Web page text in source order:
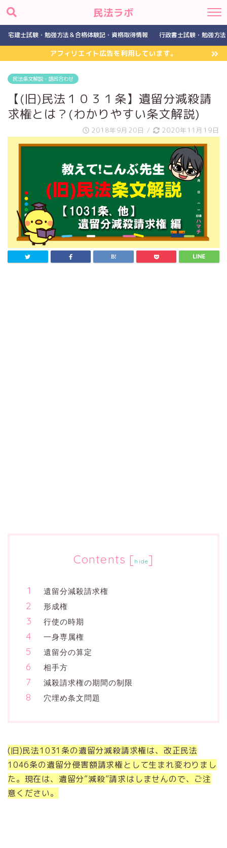
民法ラボ
宅建士試験・勉強方法＆合格体験記・資格取得情報 行政書士試験・勉強方
アフィリエイト広告を利用しています。
民法条文解説・語呂合わせ
【(旧)民法１０３１条】遺留分減殺請
求権とは？(わかりやすい条文解説)
2018年9月20日 / 2020年11月19日
Contents [ hide]
遺留分減殺請求権
形成権
行使の時期
一身専属権
遺留分の算定
相手方
減殺請求権の期間の制限
穴埋め条文問題
(旧)民法1031条の遺留分減殺請求権は、改正民法
1046条の遺留分侵害額請求権として生まれ変わりまし
た。現在は、遺留分”減殺”請求はしませんので、ご注
意ください。